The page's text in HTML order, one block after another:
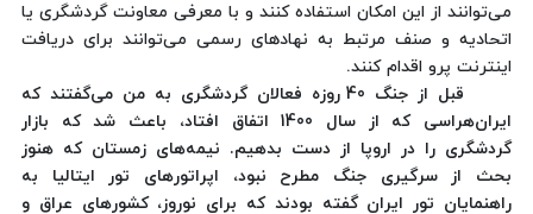
می‌توانند از این امکان استفاده کنند و با معرفی معاونت گردشگری یا
اتحادیه و صنف مرتبط به نهادهای رسمی می‌توانند برای دریافت
اینترنت پرو اقدام کنند.
قبل از جنگ 40 روزه فعالان گردشگری به من می‌گفتند که
ایران‌هراسی که از سال 1400 اتفاق افتاد، باعث شد که بازار
گردشگری را در اروپا از دست بدهیم. نیمه‌های زمستان که هنوز
بحث از سرگیری جنگ مطرح نبود، اپراتورهای تور ایتالیا به
راهنمایان تور ایران گفته بودند که برای نوروز، کشورهای عراق و